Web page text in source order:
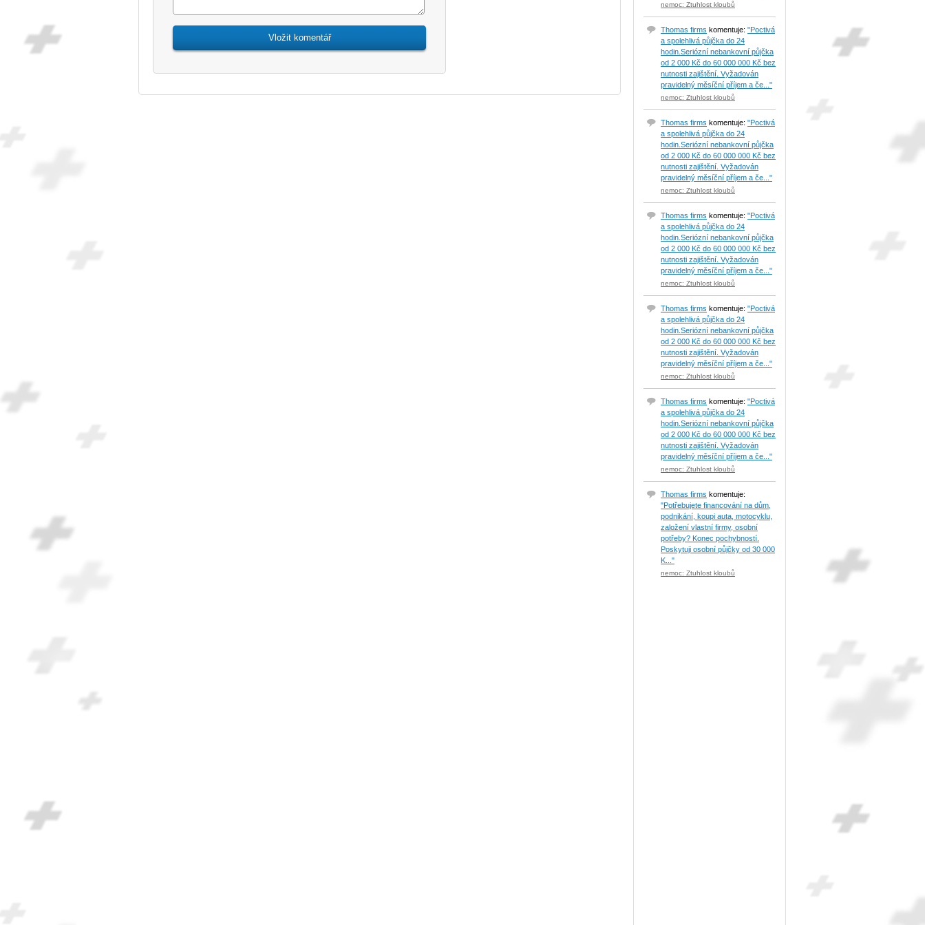
nemoc: Ztuhlost kloubů
Thomas firms komentuje: "Poctivá
a spolehlivá půjčka do 24
hodin.Seriózní nebankovní půjčka
od 2 000 Kč do 60 000 000 Kč bez
nutnosti zajištění. Vyžadován
pravidelný měsíční příjem a če..."
nemoc: Ztuhlost kloubů
Thomas firms komentuje: "Poctivá
a spolehlivá půjčka do 24
hodin.Seriózní nebankovní půjčka
od 2 000 Kč do 60 000 000 Kč bez
nutnosti zajištění. Vyžadován
pravidelný měsíční příjem a če..."
nemoc: Ztuhlost kloubů
Thomas firms komentuje: "Poctivá
a spolehlivá půjčka do 24
hodin.Seriózní nebankovní půjčka
od 2 000 Kč do 60 000 000 Kč bez
nutnosti zajištění. Vyžadován
pravidelný měsíční příjem a če..."
nemoc: Ztuhlost kloubů
Thomas firms komentuje: "Poctivá
a spolehlivá půjčka do 24
hodin.Seriózní nebankovní půjčka
od 2 000 Kč do 60 000 000 Kč bez
nutnosti zajištění. Vyžadován
pravidelný měsíční příjem a če..."
nemoc: Ztuhlost kloubů
Thomas firms komentuje: "Poctivá
a spolehlivá půjčka do 24
hodin.Seriózní nebankovní půjčka
od 2 000 Kč do 60 000 000 Kč bez
nutnosti zajištění. Vyžadován
pravidelný měsíční příjem a če..."
nemoc: Ztuhlost kloubů
Thomas firms komentuje:
"Potřebujete financování na dům,
podnikání, koupi auta, motocyklu,
založení vlastní firmy, osobní
potřeby? Konec pochybností.
Poskytuji osobní půjčky od 30 000
K..."
nemoc: Ztuhlost kloubů